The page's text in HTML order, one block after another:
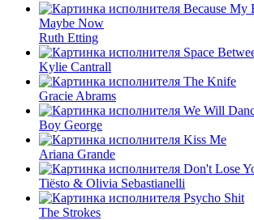
Because My
Maybe Now
Ruth Etting
Space
Kylie Cantrall
The Knife
Gracie Abrams
We Will
Boy George
Kiss Me
Ariana Grande
Don't Lose
Tiësto & Olivia Sebastianelli
Psycho Shit
The Strokes